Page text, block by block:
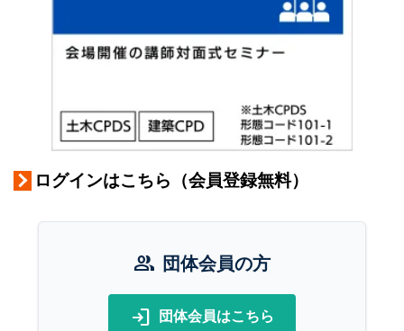
ログインはこちら（会員登録無料）
group 団体会員の方
login 団体会員はこちら